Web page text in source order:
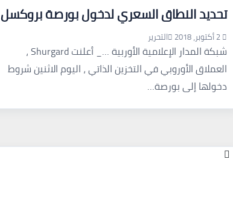
تحديد النطاق السعري لدخول بورصة بروكسل
2 أكتوبر، 2018 التحرير
شبكة المدار الإعلامية الأوربية …_ أعلنت Shurgard ،
العملاق الأوروبي في التخزين الذاتي ، اليوم الاثنين شروط
دخولها إلى بورصة…